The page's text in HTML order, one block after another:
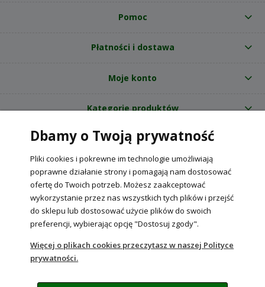
Pomoc
Płatności i dostawa
Moje konto
Kategorie produktów
O nas
Internetowy sklep ogrodniczy z nasionami RajOgrodnika.pl
NIP: 6090037061, REGON: 260240470 | Czarnca, ul. Tęczowa 31, 29-100
Włoszczowa
POKAŻ PEŁNĄ WERSJĘ STRONY
Sklep internetowy Shoper Premium
Dbamy o Twoją prywatność
Pliki cookies i pokrewne im technologie umożliwiają
poprawne działanie strony i pomagają nam dostosować
ofertę do Twoich potrzeb. Możesz zaakceptować
wykorzystanie przez nas wszystkich tych plików i przejść
do sklepu lub dostosować użycie plików do swoich
preferencji, wybierając opcję "Dostosuj zgody".
Więcej o plikach cookies przeczytasz w naszej Polityce
prywatności.